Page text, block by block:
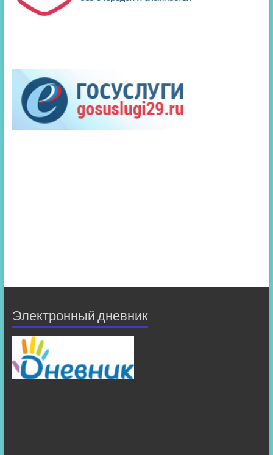
Электронный дневник